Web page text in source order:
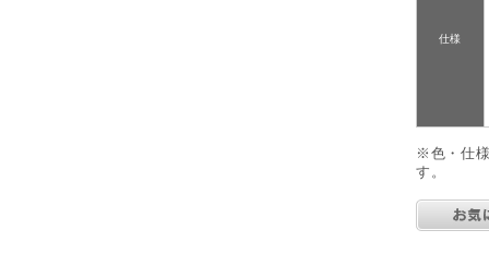
仕様
※色・仕
す。